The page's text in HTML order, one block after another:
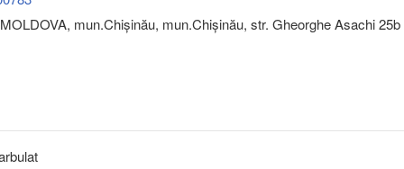
mun.Chişinău, mun.Chişinău, str. Gheorghe Asachi 25b